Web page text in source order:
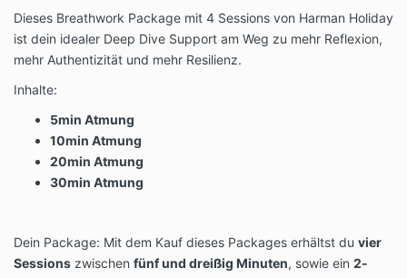
Dieses Breathwork Package mit 4 Sessions von Harman Holiday
ist dein idealer Deep Dive Support am Weg zu mehr Reflexion,
mehr Authentizität und mehr Resilienz.
Inhalte:
5min Atmung
10min Atmung
20min Atmung
30min Atmung
Dein Package: Mit dem Kauf dieses Packages erhältst du vier
Sessions zwischen fünf und dreißig Minuten, sowie ein 2-